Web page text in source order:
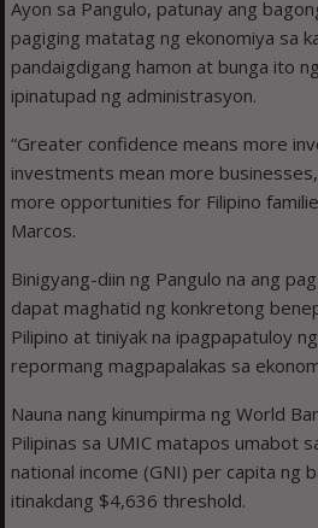
Ayon sa Pangulo, patunay ang
pagiging matatag ng ekonomiya sa
pandaigdigang hamon at bunga ito
ipinatupad ng administrasyon.
“Greater confidence means more
investments mean more
more opportunities for Filipino
Marcos.
Binigyang-diin ng Pangulo na ang
dapat maghatid ng konkretong
Pilipino at tiniyak na ipagpapatuloy
repormang magpapalakas sa
Nauna nang kinumpirma ng World
Pilipinas sa UMIC matapos umabot
national income (GNI) per capita ng
itinakdang $4,636 threshold.